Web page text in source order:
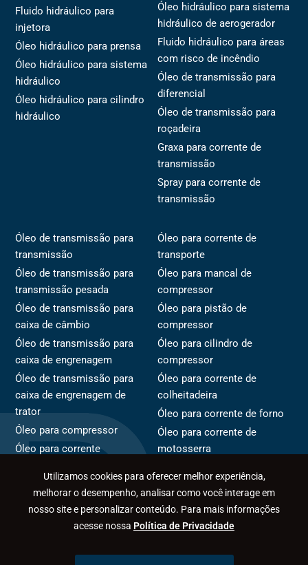
Fluido hidráulico para
injetora
Óleo hidráulico para prensa
Óleo hidráulico para sistema
hidráulico
Óleo hidráulico para cilindro
hidráulico
Óleo hidráulico para sistema
hidráulico de aerogerador
Fluido hidráulico para áreas
com risco de incêndio
Óleo de transmissão para
diferencial
Óleo de transmissão para
roçadeira
Graxa para corrente de
transmissão
Spray para corrente de
transmissão
Óleo de transmissão para
transmissão
Óleo de transmissão para
transmissão pesada
Óleo de transmissão para
caixa de câmbio
Óleo de transmissão para
caixa de engrenagem
Óleo de transmissão para
caixa de engrenagem de
trator
Óleo para compressor
Óleo para corrente
compressor
Óleo para corrente de
transporte
Óleo para mancal de
compressor
Óleo para pistão de
compressor
Óleo para cilindro de
compressor
Óleo para corrente de
colheitadeira
Óleo para corrente de forno
Óleo para corrente de
motosserra
transportador
Utilizamos cookies para oferecer melhor experiência,
melhorar o desempenho, analisar como você interage em
nosso site e personalizar conteúdo. Para mais informações
acesse nossa Política de Privacidade